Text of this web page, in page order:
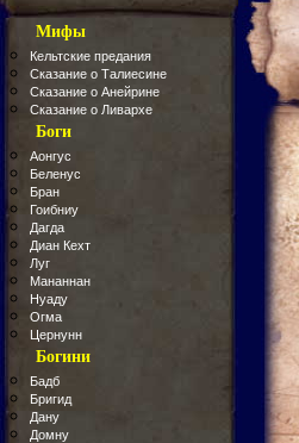
Мифы
Кельтские предания
Сказание о Талиесине
Сказание о Анейрине
Сказание о Ливархе
Боги
Аонгус
Беленус
Бран
Гоибниу
Дагда
Диан Кехт
Луг
Мананнан
Нуаду
Огма
Цернунн
Богини
Бадб
Бригид
Дану
Домну